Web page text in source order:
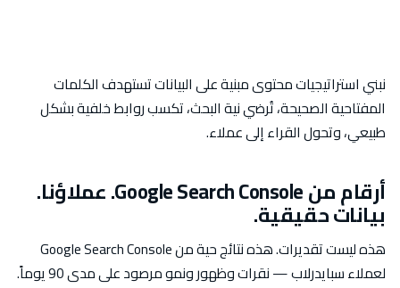
نبني استراتيجيات محتوى مبنية على البيانات تستهدف الكلمات
المفتاحية الصحيحة، تُرضي نية البحث، تكسب روابط خلفية بشكل
طبيعي، وتحول القراء إلى عملاء.
أرقام من Google Search Console. عملاؤنا.
بيانات حقيقية.
هذه ليست تقديرات. هذه نتائج حية من Google Search Console
لعملاء سبايدرلاب — نقرات وظهور ونمو مرصود على مدى 90 يوماً.